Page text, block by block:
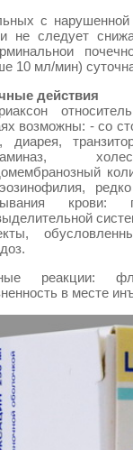
с
не следует
10 мл/мин)
действия
возможны: - со
, диарея,
крови:
реакции:
в месте